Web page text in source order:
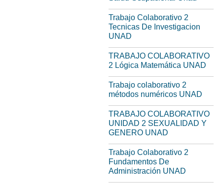
Trabajo Colaborativo 2
Tecnicas De Investigacion
UNAD
TRABAJO COLABORATIVO
2 Lógica Matemática UNAD
Trabajo colaborativo 2
métodos numéricos UNAD
TRABAJO COLABORATIVO
UNIDAD 2 SEXUALIDAD Y
GENERO UNAD
Trabajo Colaborativo 2
Fundamentos De
Administración UNAD